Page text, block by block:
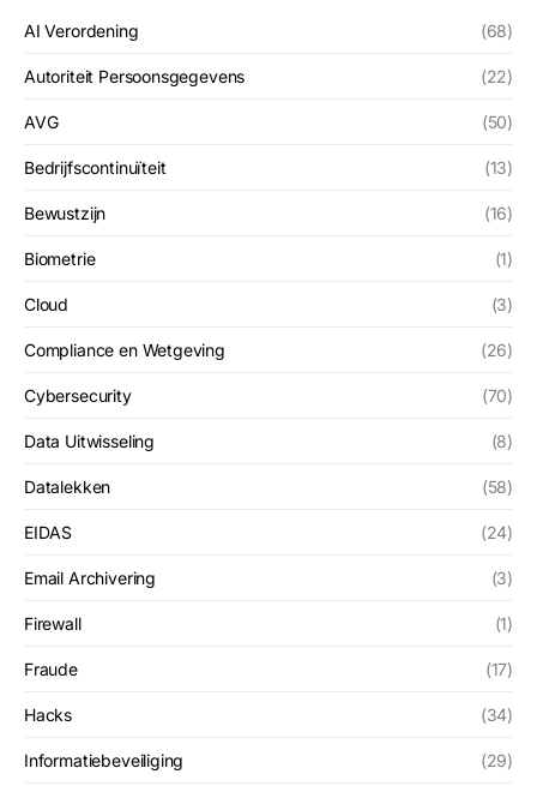
AI Verordening (68)
Autoriteit Persoonsgegevens (22)
AVG (50)
Bedrijfscontinuïteit (13)
Bewustzijn (16)
Biometrie (1)
Cloud (3)
Compliance en Wetgeving (26)
Cybersecurity (70)
Data Uitwisseling (8)
Datalekken (58)
EIDAS (24)
Email Archivering (3)
Firewall (1)
Fraude (17)
Hacks (34)
Informatiebeveiliging (29)